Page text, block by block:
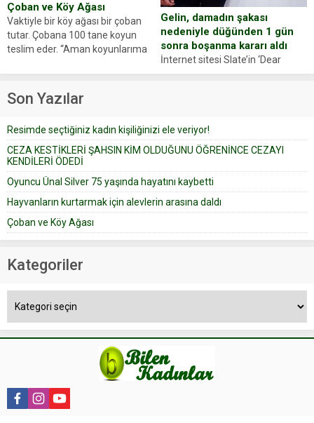
Çoban ve Köy Ağası
Vaktiyle bir köy ağası bir çoban
tutar. Çobana 100 tane koyun
teslim eder. “Aman koyunlarıma
Çoban koyunları alır gider. Aylar...
Gelin, damadın şakası
nedeniyle düğünden 1 gün
sonra boşanma kararı aldı
İnternet sitesi Slate’in ‘Dear
Prudence’ isimli tavsiye köşesine
yapıştırdığı için düğünden...
Son Yazılar
Resimde seçtiğiniz kadın kişiliğinizi ele veriyor!
CEZA KESTİKLERİ ŞAHSIN KİM OLDUĞUNU ÖĞRENİNCE CEZAYI
KENDİLERİ ÖDEDİ
Oyuncu Ünal Silver 75 yaşında hayatını kaybetti
Hayvanların kurtarmak için alevlerin arasına daldı
Çoban ve Köy Ağası
Kategoriler